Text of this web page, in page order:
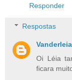
Responder
Respostas
Vanderleia
Oi Léia
ficara